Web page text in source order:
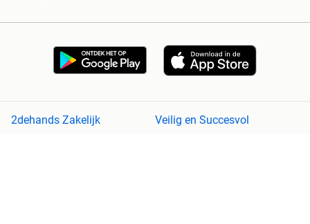
2dehands Zakelijk
Veilig en Succesvol